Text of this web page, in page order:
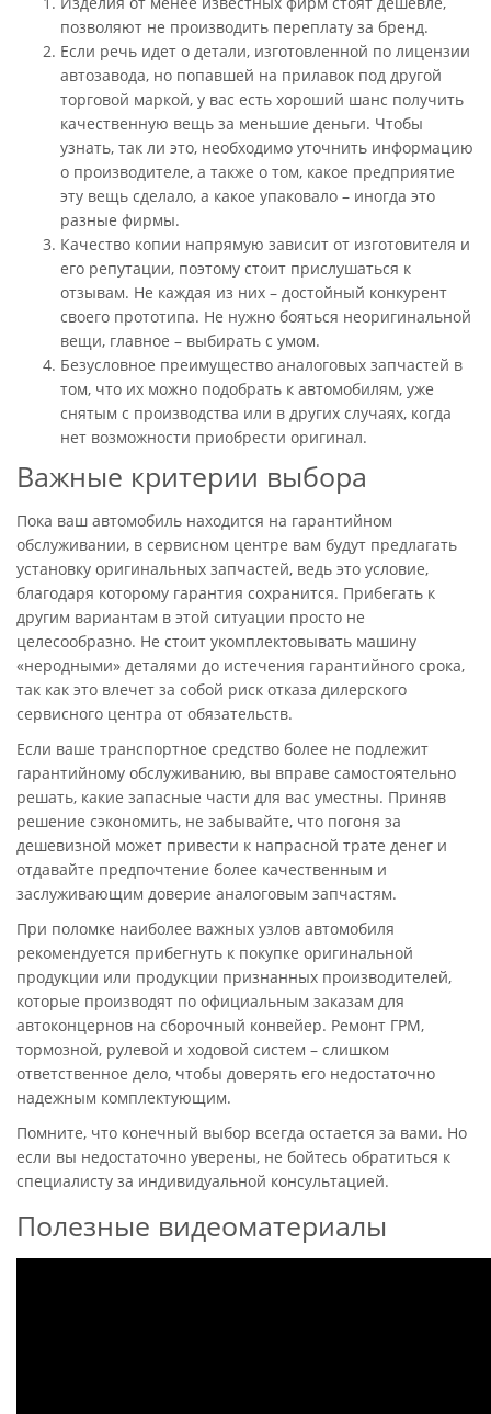
позволяют не производить переплату за бренд.
Если речь идет о детали, изготовленной по лицензии
автозавода, но попавшей на прилавок под другой
торговой маркой, у вас есть хороший шанс получить
качественную вещь за меньшие деньги. Чтобы
узнать, так ли это, необходимо уточнить информацию
о производителе, а также о том, какое предприятие
эту вещь сделало, а какое упаковало – иногда это
разные фирмы.
Качество копии напрямую зависит от изготовителя и
его репутации, поэтому стоит прислушаться к
отзывам. Не каждая из них – достойный конкурент
своего прототипа. Не нужно бояться неоригинальной
вещи, главное – выбирать с умом.
Безусловное преимущество аналоговых запчастей в
том, что их можно подобрать к автомобилям, уже
снятым с производства или в других случаях, когда
нет возможности приобрести оригинал.
Важные критерии выбора
Пока ваш автомобиль находится на гарантийном
обслуживании, в сервисном центре вам будут предлагать
установку оригинальных запчастей, ведь это условие,
благодаря которому гарантия сохранится. Прибегать к
другим вариантам в этой ситуации просто не
целесообразно. Не стоит укомплектовывать машину
«неродными» деталями до истечения гарантийного срока,
так как это влечет за собой риск отказа дилерского
сервисного центра от обязательств.
Если ваше транспортное средство более не подлежит
гарантийному обслуживанию, вы вправе самостоятельно
решать, какие запасные части для вас уместны. Приняв
решение сэкономить, не забывайте, что погоня за
дешевизной может привести к напрасной трате денег и
отдавайте предпочтение более качественным и
заслуживающим доверие аналоговым запчастям.
При поломке наиболее важных узлов автомобиля
рекомендуется прибегнуть к покупке оригинальной
продукции или продукции признанных производителей,
которые производят по официальным заказам для
автоконцернов на сборочный конвейер. Ремонт ГРМ,
тормозной, рулевой и ходовой систем – слишком
ответственное дело, чтобы доверять его недостаточно
надежным комплектующим.
Помните, что конечный выбор всегда остается за вами. Но
если вы недостаточно уверены, не бойтесь обратиться к
специалисту за индивидуальной консультацией.
Полезные видеоматериалы